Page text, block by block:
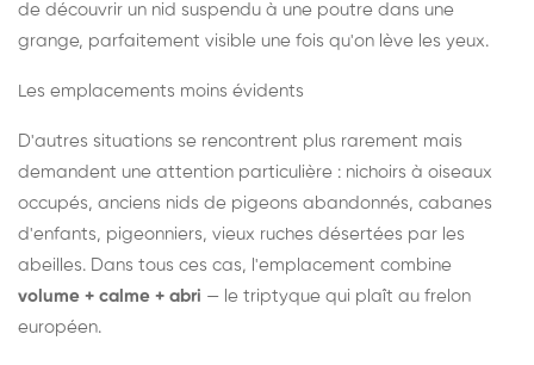
de découvrir un nid suspendu à une poutre dans une
grange, parfaitement visible une fois qu'on lève les yeux.
Les emplacements moins évidents
D'autres situations se rencontrent plus rarement mais
demandent une attention particulière : nichoirs à oiseaux
occupés, anciens nids de pigeons abandonnés, cabanes
d'enfants, pigeonniers, vieux ruches désertées par les
abeilles. Dans tous ces cas, l'emplacement combine
volume + calme + abri — le triptyque qui plaît au frelon
européen.